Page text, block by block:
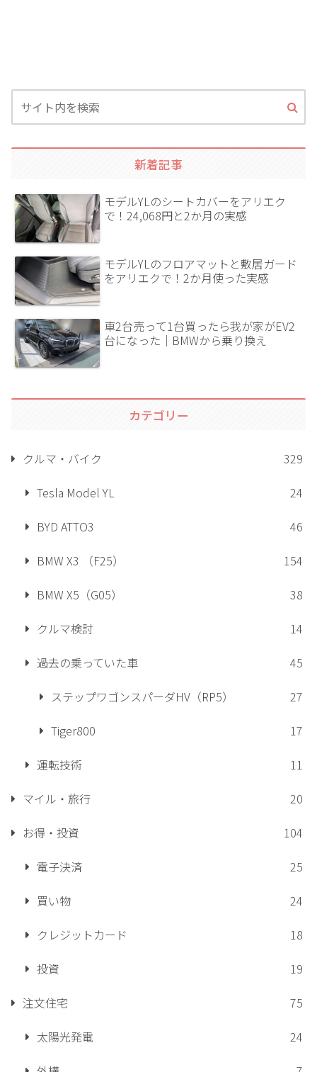
新着記事
モデルYLのシートカバーをアリエク
で！24,068円と2か月の実感
モデルYLのフロアマットと敷居ガード
をアリエクで！2か月使った実感
車2台売って1台買ったら我が家がEV2
台になった｜BMWから乗り換え
カテゴリー
クルマ・バイク
329
Tesla Model YL
24
BYD ATTO3
46
BMW X3 （F25）
154
BMW X5（G05）
38
クルマ検討
14
過去の乗っていた車
45
ステップワゴンスパーダHV（RP5）
27
Tiger800
17
運転技術
11
マイル・旅行
20
お得・投資
104
電子決済
25
買い物
24
クレジットカード
18
投資
19
注文住宅
75
太陽光発電
24